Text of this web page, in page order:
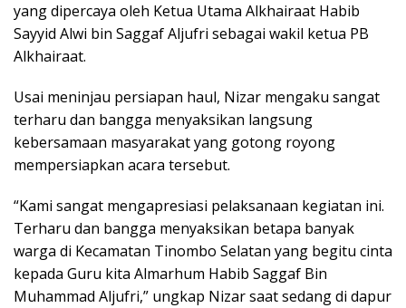
yang dipercaya oleh Ketua Utama Alkhairaat Habib
Sayyid Alwi bin Saggaf Aljufri sebagai wakil ketua PB
Alkhairaat.
Usai meninjau persiapan haul, Nizar mengaku sangat
terharu dan bangga menyaksikan langsung
kebersamaan masyarakat yang gotong royong
mempersiapkan acara tersebut.
“Kami sangat mengapresiasi pelaksanaan kegiatan ini.
Terharu dan bangga menyaksikan betapa banyak
warga di Kecamatan Tinombo Selatan yang begitu cinta
kepada Guru kita Almarhum Habib Saggaf Bin
Muhammad Aljufri,” ungkap Nizar saat sedang di dapur